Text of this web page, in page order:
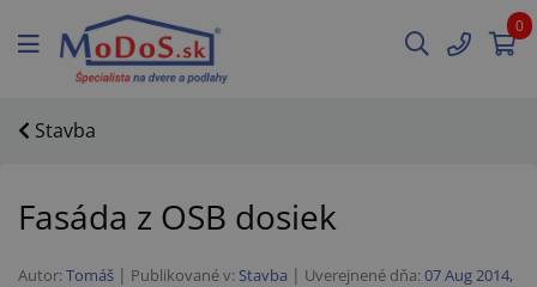
0
Stavba
Fasáda z OSB dosiek
Autor:Tomáš Publikované v: Stavba Uverejnené dňa:07 Aug 2014,